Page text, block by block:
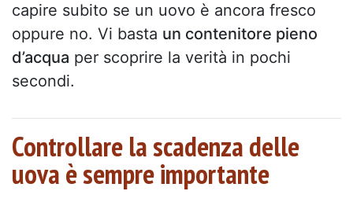
capire subito se un uovo è ancora fresco
oppure no. Vi basta un contenitore pieno
d’acqua per scoprire la verità in pochi
secondi.
Controllare la scadenza delle
uova è sempre importante